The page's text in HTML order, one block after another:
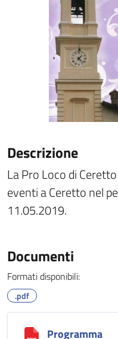
Descrizione
La Pro Loco di
eventi a Ceretto nel
11.05.2019.
Documenti
Formati disponibili:
.pdf
Programma